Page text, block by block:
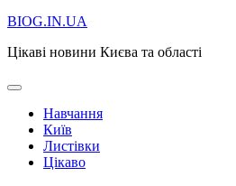
BIOG.IN.UA
Цікаві новини Києва та області
Навчання
Київ
Листівки
Цікаво